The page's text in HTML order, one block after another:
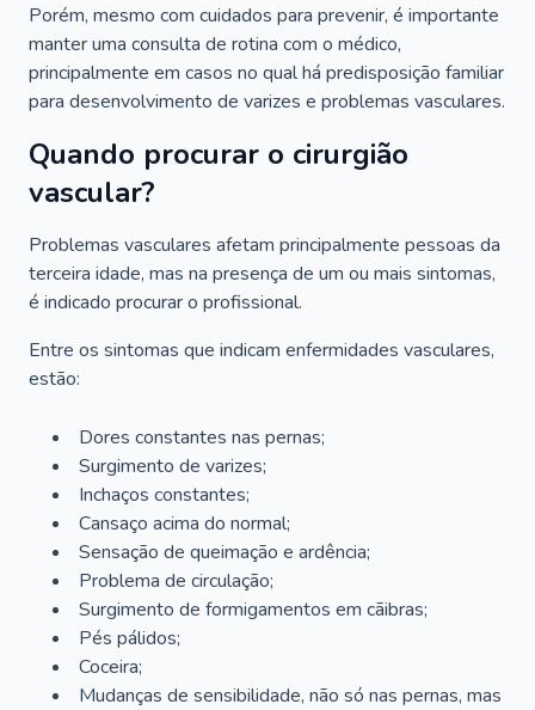
Porém, mesmo com cuidados para prevenir, é importante
manter uma consulta de rotina com o médico,
principalmente em casos no qual há predisposição familiar
para desenvolvimento de varizes e problemas vasculares.
Quando procurar o cirurgião
vascular?
Problemas vasculares afetam principalmente pessoas da
terceira idade, mas na presença de um ou mais sintomas,
é indicado procurar o profissional.
Entre os sintomas que indicam enfermidades vasculares,
estão:
Dores constantes nas pernas;
Surgimento de varizes;
Inchaços constantes;
Cansaço acima do normal;
Sensação de queimação e ardência;
Problema de circulação;
Surgimento de formigamentos em cãibras;
Pés pálidos;
Coceira;
Mudanças de sensibilidade, não só nas pernas, mas